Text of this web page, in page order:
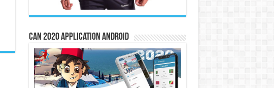
CAN 2020 Application Android